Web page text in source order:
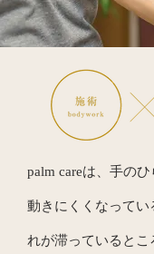
palm careは、手のひ
動きにくくなって
れが滞っていると